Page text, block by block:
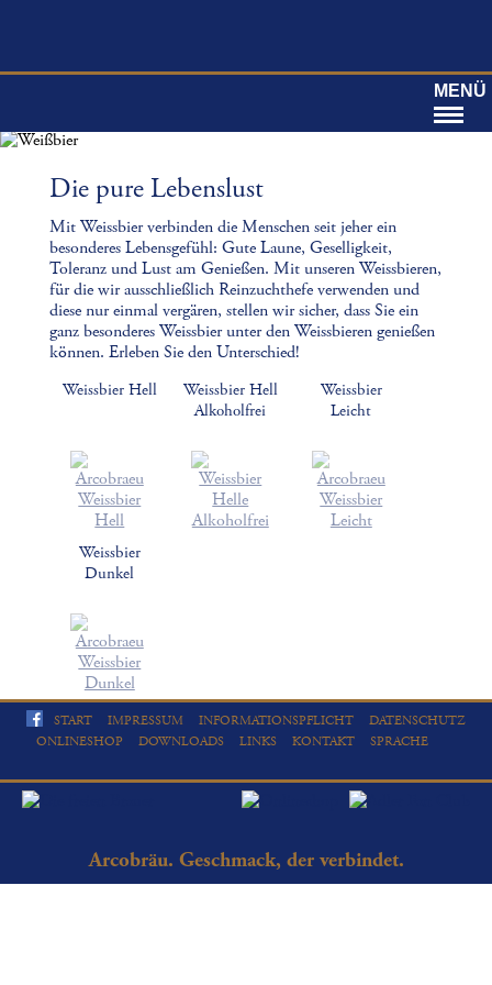
MENÜ
Die pure Lebenslust
Mit Weissbier verbinden die Menschen seit jeher ein
besonderes Lebensgefühl: Gute Laune, Geselligkeit,
Toleranz und Lust am Genießen. Mit unseren Weissbieren,
für die wir ausschließlich Reinzuchthefe verwenden und
diese nur einmal vergären, stellen wir sicher, dass Sie ein
ganz besonderes Weissbier unter den Weissbieren genießen
können. Erleben Sie den Unterschied!
Weissbier Hell
Weissbier Hell
Alkoholfrei
Weissbier
Leicht
Weissbier
Dunkel
START IMPRESSUM INFORMATIONSPFLICHT
DATENSCHUTZ
ONLINESHOP
DOWNLOADS LINKS KONTAKT SPRACHE
Arcobräu. Geschmack, der verbindet.